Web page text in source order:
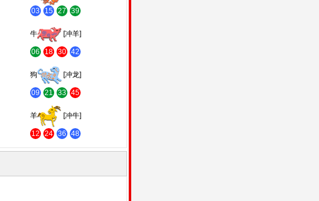
03 15 27 39
牛 [冲羊]
06 18 30 42
狗 [冲龙]
09 21 33 45
羊 [冲牛]
12 24 36 48